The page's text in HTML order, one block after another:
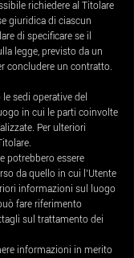
richiedere al Titolare
giuridica di ciascun
di specificare se il
legge, previsto da un
concludere un contratto.
sedi operative del
in cui le parti coinvolte
Per ulteriori
potrebbero essere
da quello in cui l’Utente
informazioni sul luogo
fare riferimento
sul trattamento dei
informazioni in merito